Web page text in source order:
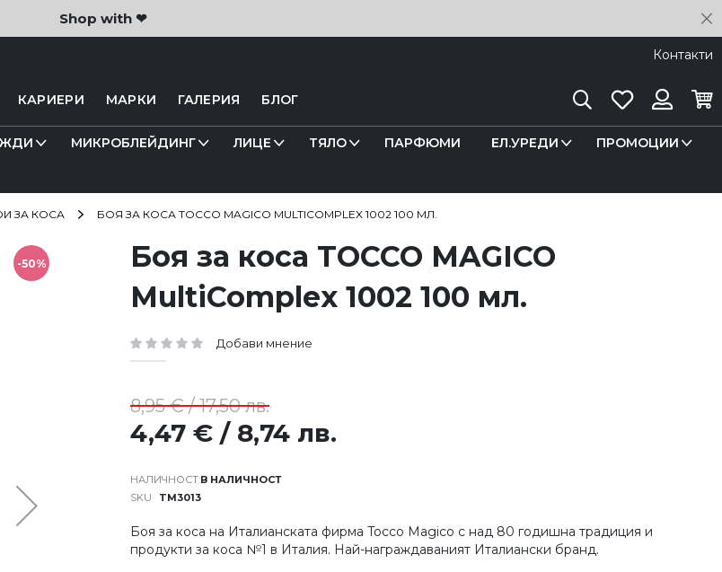
Shop with ❤
Контакти
КАРИЕРИ МАРКИ ГАЛЕРИЯ БЛОГ
ТърсенеЛюбими
МИКРОБЛЕЙДИНГ ЛИЦЕ ТЯЛО ПАРФЮМИ ЕЛ.УРЕДИ ПРОМОЦИИ
ЗА КОСА БОЯ ЗА КОСА TOCCO MAGICO MULTICOMPLEX 1002 100 МЛ.
Боя за коса TOCCO MAGICO
MultiComplex 1002 100 мл.
рейтинг: Добави мнение
В НАЛИЧНОСТ
SKU
TM3013
Боя за коса на Италианската фирма Tocco Magico с над 80 годишна традиция и
продукти за коса №1 в Италия. Най-награждаваният Италиански бранд.
4,47 € / 8,74 лв.
8,95 € / 17,50 лв.
-50%